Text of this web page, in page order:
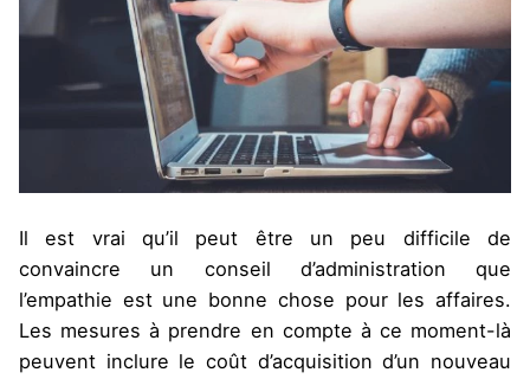
Il est vrai qu’il peut être un peu difficile de
convaincre un conseil d’administration que
l’empathie est une bonne chose pour les affaires.
Les mesures à prendre en compte à ce moment-là
peuvent inclure le coût d’acquisition d’un nouveau